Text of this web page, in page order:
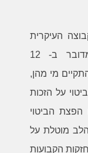
העיקרית
והנפוצה בדיונים היום יומיים. המדובר ב- 12
מי מהן,
על הזכות
הביטוי
מוטלת על
הקבועות